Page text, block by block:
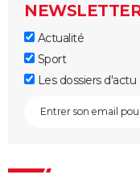
Actualité
Sport
Les dossiers d'actu